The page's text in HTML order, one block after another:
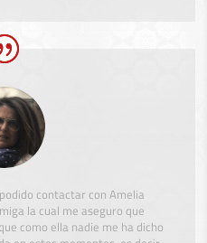
contactar con Amelia
la cual me aseguro que
como ella nadie me ha dicho